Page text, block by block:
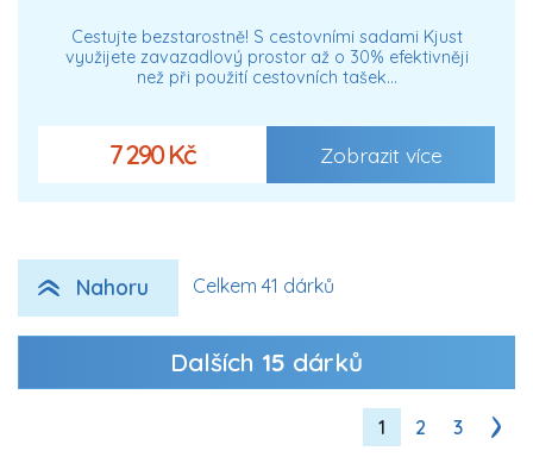
Cestujte bezstarostně! S cestovními sadami Kjust
využijete zavazadlový prostor až o 30% efektivněji
než při použití cestovních tašek…
7 290 Kč Zobrazit více
Nahoru Celkem 41 dárků
Dalších 15 dárků
1 2 3